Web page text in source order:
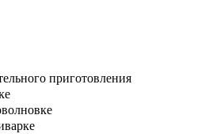
приготовления